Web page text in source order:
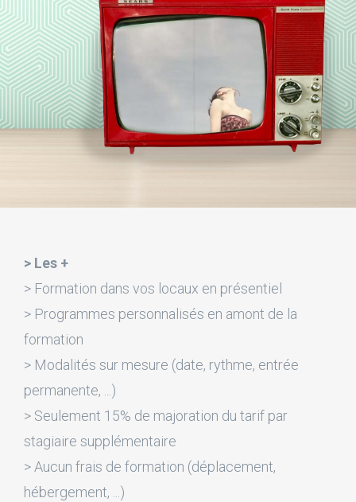
> Les +
> Formation dans vos locaux en présentiel
> Programmes personnalisés en amont de la
formation
> Modalités sur mesure (date, rythme, entrée
permanente, ...)
> Seulement 15% de majoration du tarif par
stagiaire supplémentaire
> Aucun frais de formation (déplacement,
hébergement, ...)